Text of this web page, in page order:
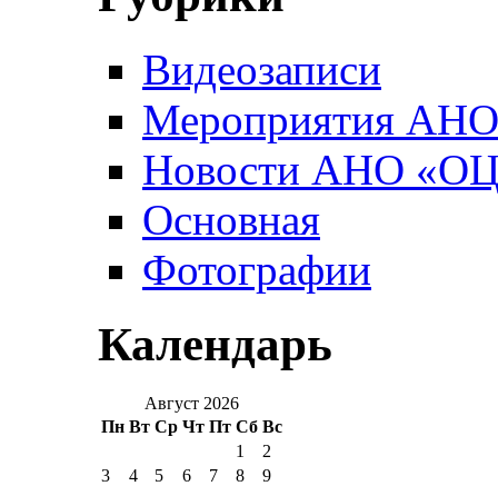
Видеозаписи
Мероприятия
Новости АНО
Основная
Фотографии
Календарь
Август 2026
Пн Вт Ср Чт Пт Сб Вс
1
2
3
4 5 6 7 8
9